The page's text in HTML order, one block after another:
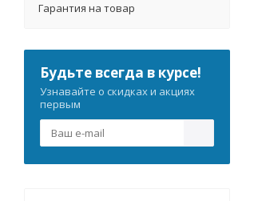
Гарантия на товар
Будьте всегда в курсе!
Узнавайте о скидках и акциях
первым